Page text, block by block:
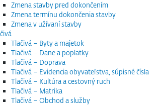
Zmena stavby pred dokončením
Zmena termínu dokončenia stavby
Zmena v užívaní stavby
Tlačivá – Byty a majetok
Tlačivá – Dane a poplatky
Tlačivá – Doprava
Tlačivá – Evidencia obyvateľstva, súpisné čísla
Tlačivá – Kultúra a cestovný ruch
Tlačivá – Matrika
Tlačivá – Obchod a služby